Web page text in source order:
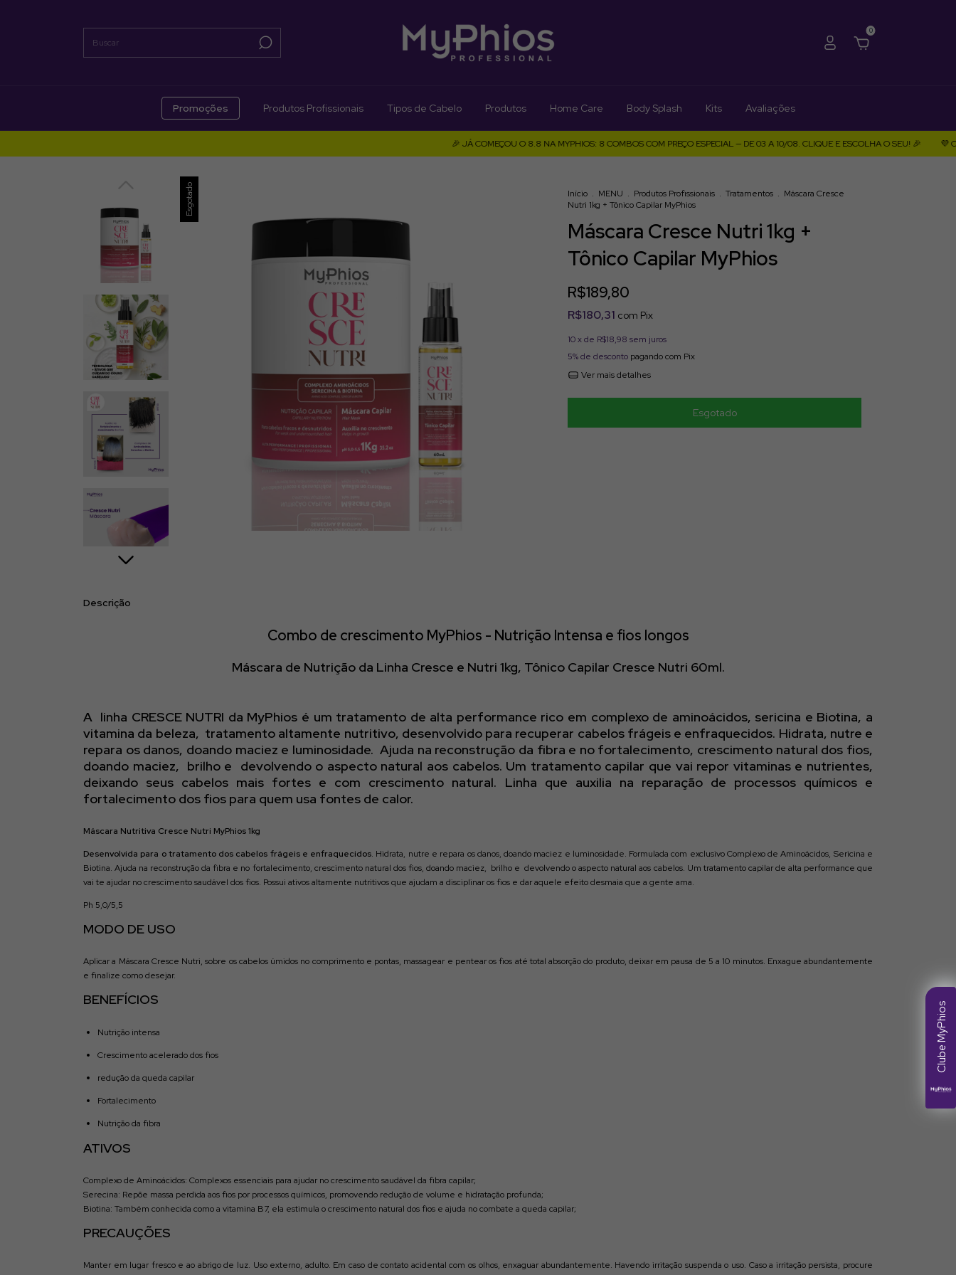
0
Promoções Produtos Profissionais Tipos de Cabelo Produtos Home Care Body Splash Kits Avaliações
🎉 JÁ COMEÇOU O 8.8 NA MYPHIOS: 8 COMBOS COM PREÇO ESPECIAL — DE 03 A 10/08. CLIQUE E ESCOLHA O SEU! 🎉 💜 OFERTA
Esgotado Início . MENU . Produtos Profissionais . Tratamentos . Máscara Cresce
Nutri 1kg + Tônico Capilar MyPhios
Máscara Cresce Nutri 1kg +
Tônico Capilar MyPhios
R$189,80
R$180,31 com Pix
10x de R$18,98 sem juros
5% de desconto pagando com Pix
Ver mais detalhes
Descrição
Combo de crescimento MyPhios - Nutrição Intensa e fios longos
Máscara de Nutrição da Linha Cresce e Nutri 1kg, Tônico Capilar Cresce Nutri 60ml.
A linha CRESCE NUTRI da MyPhios é um tratamento de alta performance rico em complexo de aminoácidos, sericina e Biotina, a
vitamina da beleza, tratamento altamente nutritivo, desenvolvido para recuperar cabelos frágeis e enfraquecidos. Hidrata, nutre e
repara os danos, doando maciez e luminosidade. Ajuda na reconstrução da fibra e no fortalecimento, crescimento natural dos fios,
doando maciez, brilho e devolvendo o aspecto natural aos cabelos. Um tratamento capilar que vai repor vitaminas e nutrientes,
deixando seus cabelos mais fortes e com crescimento natural. Linha que auxilia na reparação de processos químicos e
fortalecimento dos fios para quem usa fontes de calor.
Máscara Nutritiva Cresce Nutri MyPhios 1kg
Desenvolvida para o tratamento dos cabelos frágeis e enfraquecidos. Hidrata, nutre e repara os danos, doando maciez e luminosidade. Formulada com exclusivo Complexo de Aminoácidos, Sericina e
Biotina. Ajuda na reconstrução da fibra e no fortalecimento, crescimento natural dos fios, doando maciez, brilho e devolvendo o aspecto natural aos cabelos. Um tratamento capilar de alta performance que
vai te ajudar no crescimento saudável dos fios. Possui ativos altamente nutritivos que ajudam a disciplinar os fios e dar aquele efeito desmaia que a gente ama.
Ph 5,0/5,5
MODO DE USO
Aplicar a Máscara Cresce Nutri, sobre os cabelos úmidos no comprimento e pontas, massagear e pentear os fios até total absorção do produto, deixar em pausa de 5 a 10 minutos. Enxague abundantemente
e finalize como desejar.
BENEFÍCIOS
Nutrição intensa
Crescimento acelerado dos fios
redução da queda capilar
Fortalecimento
Nutrição da fibra
ATIVOS
Complexo de Aminoácidos: Complexos essenciais para ajudar no crescimento saudável da fibra capilar;
Serecina: Repõe massa perdida aos fios por processos químicos, promovendo redução de volume e hidratação profunda;
Biotina: Também conhecida como a vitamina B7, ela estimula o crescimento natural dos fios e ajuda no combate a queda capilar;
PRECAUÇÕES
Manter em lugar fresco e ao abrigo de luz. Uso externo, adulto. Em caso de contato acidental com os olhos, enxaguar abundantemente. Havendo irritação suspenda o uso. Caso a irritação persista, procure
Clube MyPhios